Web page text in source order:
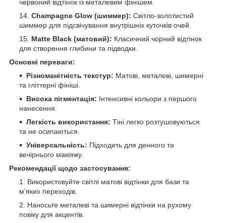
червоний відтінок із металевим фінішем.
Champagne Glow (шиммер): Світло-золотистий
шиммер для підсвічування внутрішніх куточків очей.
Matte Black (матовий): Класичний чорний відтінок
для створення глибини та підводки.
Основні переваги:
Різноманітність текстур: Матові, металеві, шимерні
та гліттерні фініші.
Висока пігментація: Інтенсивні кольори з першого
нанесення.
Легкість використання: Тіні легко розтушовуються
та не осипаються.
Універсальність: Підходить для денного та
вечірнього макіяжу.
Рекомендації щодо застосування:
Використовуйте світлі матові відтінки для бази та
м’яких переходів.
Наносьте металеві та шимерні відтінки на рухому
повіку для акцентів.